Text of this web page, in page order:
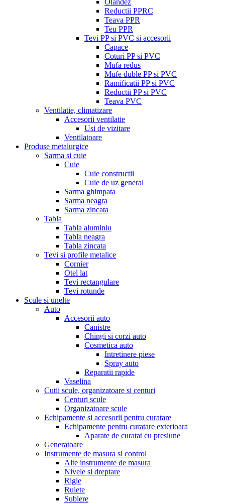
Olandez
Reductii PPRC
Teava PPR
Teu PPR
Tevi PP si PVC si accesorii
Capace
Coturi PP si PVC
Mufa redus
Mufe duble PP si PVC
Ramificatii PP si PVC
Reductii PP si PVC
Teava PVC
Ventilatie, climatizare
Accesorii ventilatie
Usi de vizitare
Ventilatoare
Produse metalurgice
Sarma si cuie
Cuie
Cuie constructii
Cuie de uz general
Sarma ghimpata
Sarma neagra
Sarma zincata
Tabla
Tabla aluminiu
Tabla neagra
Tabla zincata
Tevi si profile metalice
Cornier
Otel lat
Tevi rectangulare
Tevi rotunde
Scule si unelte
Auto
Accesorii auto
Canistre
Chingi si corzi auto
Cosmetica auto
Intretinere piese
Spray auto
Reparatii rapide
Vaselina
Cutii scule, organizatoare si centuri
Centuri scule
Organizatoare scule
Echipamente si accesorii pentru curatare
Echipamente pentru curatare exterioara
Aparate de curatat cu presiune
Generatoare
Instrumente de masura si control
Alte instrumente de masura
Nivele si dreptare
Rigle
Rulete
Sublere